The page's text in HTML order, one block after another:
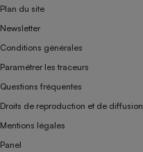
Plan du site
Newsletter
Conditions générales
Paramétrer les traceurs
Questions fréquentes
Droits de reproduction et de diffusion
Mentions légales
Panel